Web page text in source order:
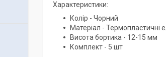
Характеристики:
Колір - Чорний
Матеріал - Термопластичні
Висота бортика - 12-15 мм
Комплект - 5 шт